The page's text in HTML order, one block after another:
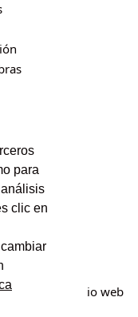
reservados. Sitio web
para
clic en